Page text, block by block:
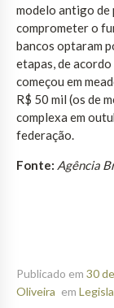
modelo antigo de
comprometer o
bancos optaram
etapas, de
começou em
R$ 50 mil (os de
complexa em
federação.
Fonte: Agência
Publicado em 30
Oliveira em